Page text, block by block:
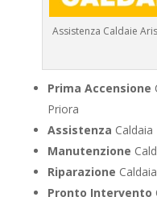
Assistenza Caldaie
Prima Accensione
Priora
Assistenza
Manutenzione
Riparazione
Pronto Intervento